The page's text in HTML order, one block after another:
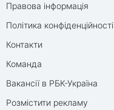
Правова інформація
Політика конфіденційності
Контакти
Команда
Вакансії в РБК-Україна
Розмістити рекламу